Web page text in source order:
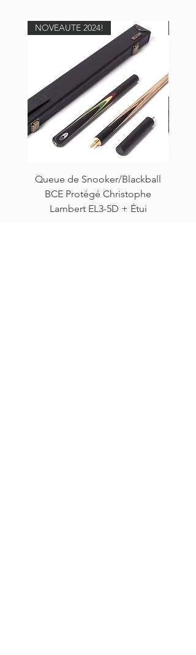
NOVEAUTE 2024!
Queue de Snooker/Blackball
BCE Protégé Christophe
Lambert EL3-5D + Étui